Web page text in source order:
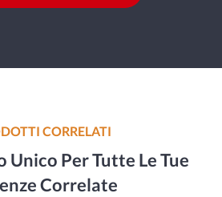
CORRELATI
Unico Per Tutte Le Tue
Correlate